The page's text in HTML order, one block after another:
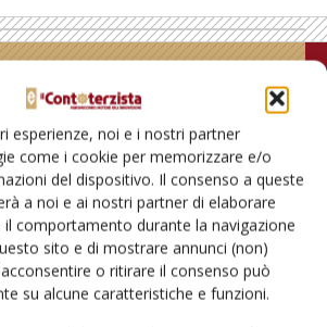
esperienze, noi e i nostri partner
come i cookie per memorizzare e/o
del dispositivo. Il consenso a queste
a noi e ai nostri partner di elaborare
comportamento durante la navigazione
sito e di mostrare annunci (non)
o ritirare il consenso può
su alcune caratteristiche e funzioni.
sul mondo
alle nostre newsletter